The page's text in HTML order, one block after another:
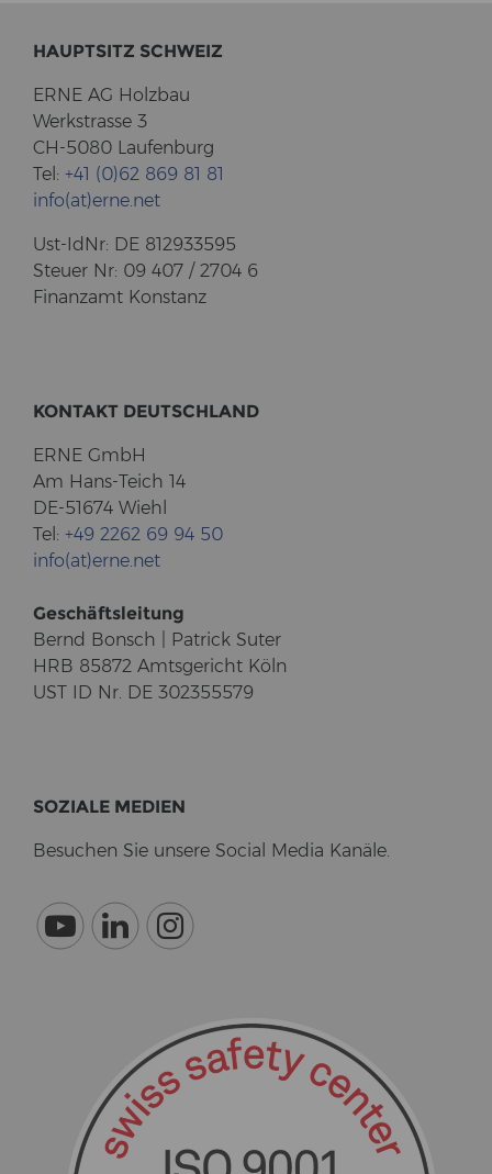
HAUPT­SITZ SCHWEIZ
ERNE AG Holz­bau
Werk­stras­se 3
CH-5080 Lau­fen­burg
Tel: +41 (0)62 869 81 81
info(at)erne.net
Ust-​IdNr: DE 812933595
Steu­er Nr: 09 407 / 2704 6
Fi­nanz­amt Kon­stanz
KON­TAKT DEUTSCH­LAND
ERNE GmbH
Am Hans-​Teich 14
DE-51674 Wiehl
Tel: +49 2262 69 94 50
info(at)erne.net
Ge­schäfts­lei­tung
Bernd Bonsch | Pa­trick Suter
HRB 85872 Amts­ge­richt Köln
UST ID Nr. DE 302355579
SO­ZIA­LE ME­DI­EN
Be­su­chen Sie un­se­re So­cial Media Ka­nä­le.